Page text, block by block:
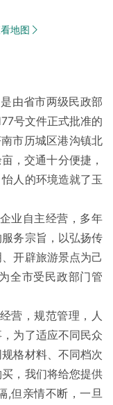
地图
由省市两级民政部
号文件正式批准的
市历城区港沟镇北
，交通十分便捷，
人的环境造就了玉
业自主经营，多年
务宗旨，以弘扬传
开辟旅游景点为己
全市受民政部门管
营，规范管理，人
为了适应不同民众
格材料、不同档次
，我们将给您提供
,但亲情不断，一旦